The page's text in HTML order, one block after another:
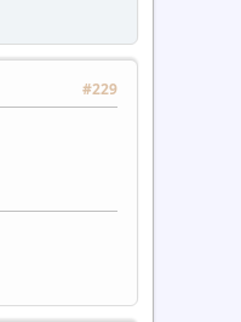
#229